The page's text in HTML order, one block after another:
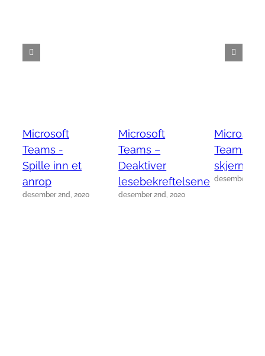
Microsoft
Teams -
Spille inn et
anrop
desember 2nd, 2020
Microsoft
Teams –
Deaktiver
lesebekreftelsene
desember 2nd, 2020
Microsoft
Teams –
skjermen
desember 2nd,